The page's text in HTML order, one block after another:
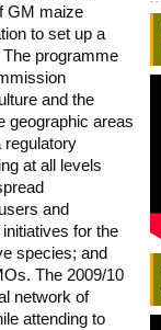
GM maize
to set up a
The programme
and the
geographic areas
regulatory
at all levels
and
for the
species; and
The 2009/10
network of
attending to